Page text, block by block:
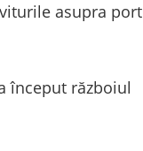
asupra
început războiul